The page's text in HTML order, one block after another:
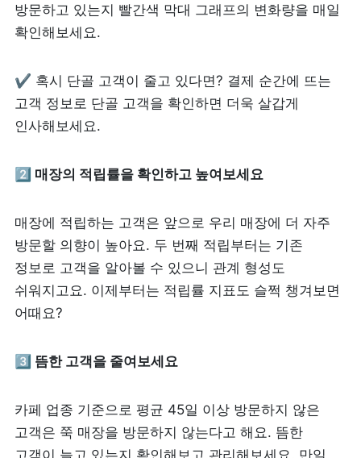
방문하고 있는지 빨간색 막대 그래프의 변화량을 매일
확인해보세요.
✔ 혹시 단골 고객이 줄고 있다면? 결제 순간에 뜨는
고객 정보로 단골 고객을 확인하면 더욱 살갑게
인사해보세요.
2️⃣ 매장의 적립률을 확인하고 높여보세요
매장에 적립하는 고객은 앞으로 우리 매장에 더 자주
방문할 의향이 높아요. 두 번째 적립부터는 기존
정보로 고객을 알아볼 수 있으니 관계 형성도
쉬워지고요. 이제부터는 적립률 지표도 슬쩍 챙겨보면
어때요?
3️⃣ 뜸한 고객을 줄여보세요
카페 업종 기준으로 평균 45일 이상 방문하지 않은
고객은 쭉 매장을 방문하지 않는다고 해요. 뜸한
고객이 늘고 있는지 확인해보고 관리해보세요. 만일